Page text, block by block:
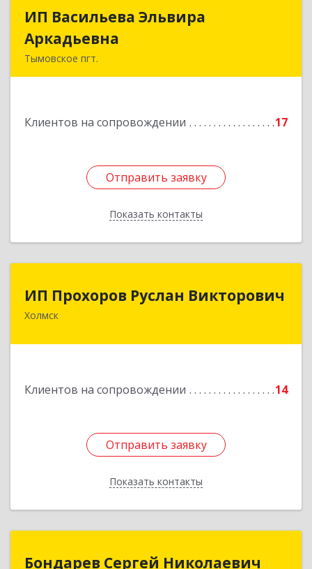
ИП Васильева Эльвира
Аркадьевна
Тымовское пгт.
Клиентов на сопровождении 17
Отправить заявку
Показать контакты
ИП Васильева Эльвира
Отправить заявку
Назад
ИП Прохоров Руслан Викторович
Холмск
Клиентов на сопровождении 14
Отправить заявку
Показать контакты
694620, Сахалинская обл, Холмский р-н, Холмск
Отправить заявку
Назад
Бондарев Сергей Николаевич
Бондарев Сергей Николаевич